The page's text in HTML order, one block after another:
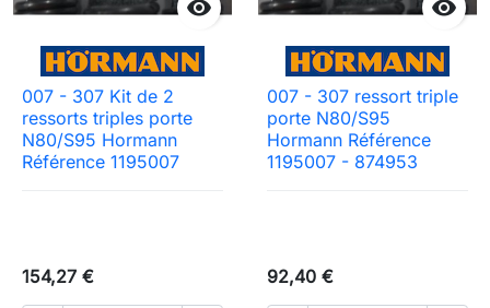

007 - 307 Kit de 2
ressorts triples porte
N80/S95 Hormann
Référence 1195007
154,27 €

007 - 307 ressort triple
porte N80/S95
Hormann Référence
1195007 - 874953
92,40 €